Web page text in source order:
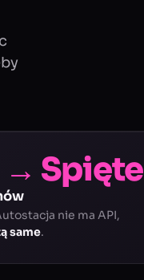
→ Spięte
nie ma API,
same.